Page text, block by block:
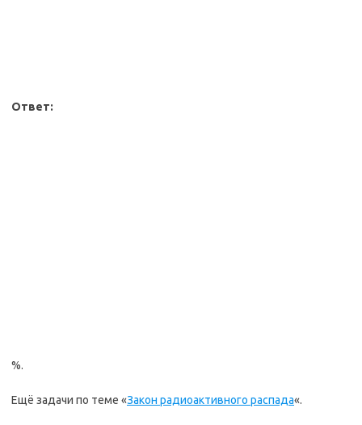
Ответ:
%.
Ещё задачи по теме «Закон радиоактивного распада«.